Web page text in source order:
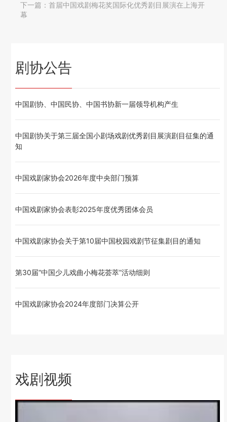
下一篇：首届中国戏剧梅花奖国际化优秀剧目展演在上海开
幕
剧协公告
中国剧协、中国民协、中国书协新一届领导机构产生
中国剧协关于第三届全国小剧场戏剧优秀剧目展演剧目征集的通
知
中国戏剧家协会2026年度中央部门预算
中国戏剧家协会表彰2025年度优秀团体会员
中国戏剧家协会关于第10届中国校园戏剧节征集剧目的通知
第30届“中国少儿戏曲小梅花荟萃”活动细则
中国戏剧家协会2024年度部门决算公开
戏剧视频